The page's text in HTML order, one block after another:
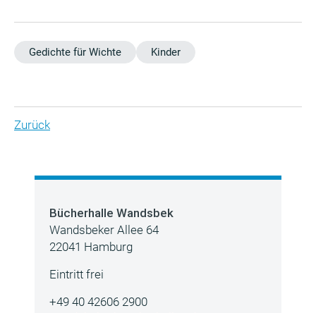
Gedichte für Wichte Kinder
Zurück
Bücherhalle Wandsbek
Wandsbeker Allee 64
22041 Hamburg
Eintritt frei
+49 40 42606 2900